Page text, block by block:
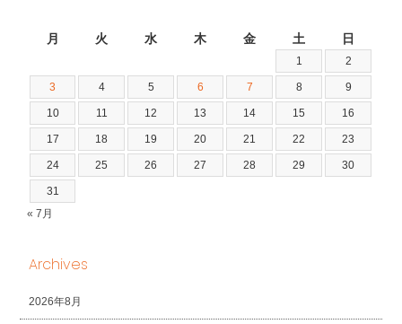
月 火 水 木 金 土 日
1 2
3 4 5 6 7 8 9
10 11 12 13 14 15 16
17 18 19 20 21 22 23
24 25 26 27 28 29 30
31
« 7月
Archives
2026年8月